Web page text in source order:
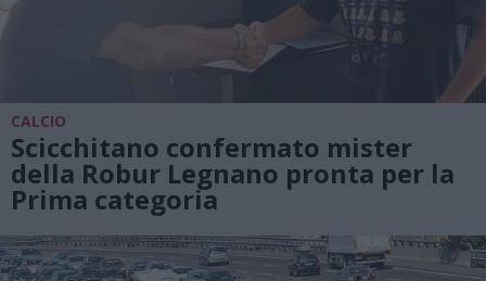
CALCIO
Scicchitano confermato mister
della Robur Legnano pronta per la
Prima categoria